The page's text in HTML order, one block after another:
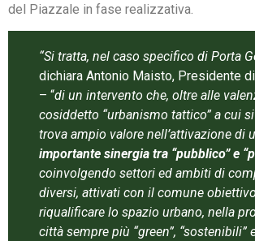
del Piazzale in fase realizzativa.
“Si tratta, nel caso specifico di Porta
dichiara Antonio Maisto, Presidente
– “di un intervento che, oltre alle
cosiddetto “urbanismo tattico” a cui
trova ampio valore nell’attivazione di
importante sinergia tra “pubblico” e
coinvolgendo settori ed ambiti di
diversi, attivati con il comune
riqualificare lo spazio urbano, nella
città sempre più “green”, “sostenibili”